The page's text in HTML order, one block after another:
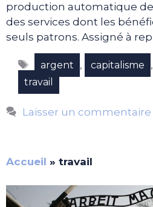
production automatique
des services dont les
seuls patrons. Assigné à
Étiquettes
argent , capitalisme ,
travail
Laisser un commentaire
Accueil » travail